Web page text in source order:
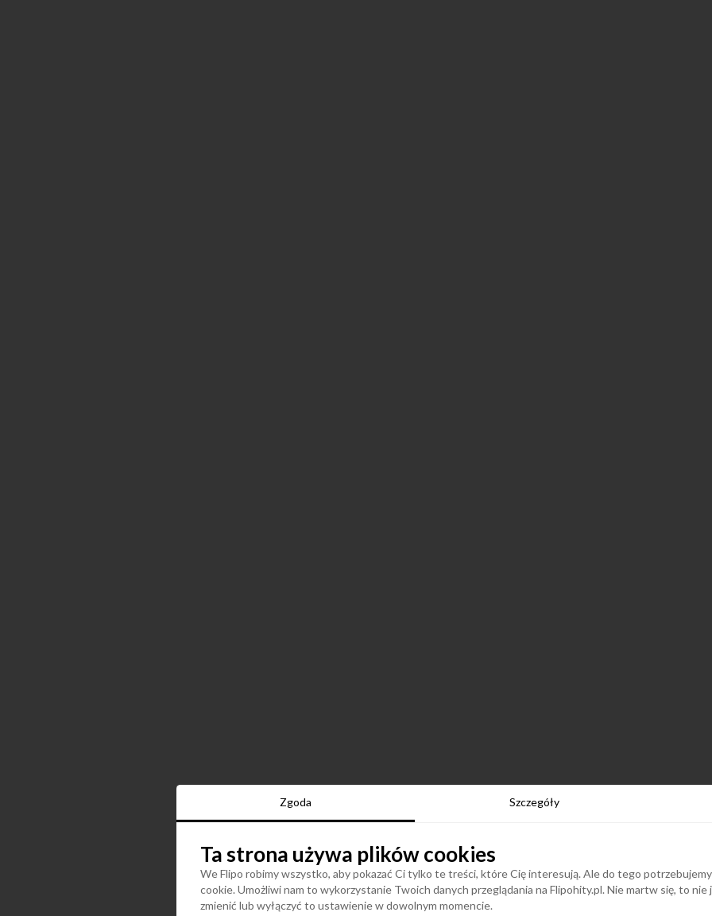
Zgoda Szczegóły
Ta strona używa plików cookies
We Flipo robimy wszystko, aby pokazać Ci tylko te treści, które Cię interesują. Ale do tego
cookie. Umożliwi nam to wykorzystanie Twoich danych przeglądania na Flipohity.pl. Nie martw się, to nie
zmienić lub wyłączyć to ustawienie w dowolnym momencie.